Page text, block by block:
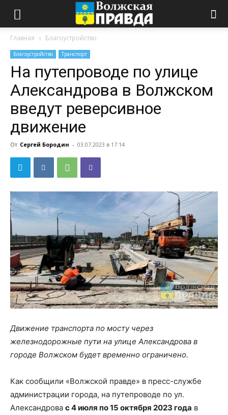
Главная Благоустройство
Благоустройство Транспорт
На путепроводе по улице
Александрова в Волжском
введут реверсивное
движение
От Сергей Бородин - 03.07.2023 в 17:14
Движение транспорта по мосту через
железнодорожные пути на улице Александрова в
городе Волжском будет временно ограничено.
Как сообщили «Волжской правде» в пресс-службе
администрации города, на путепроводе по ул.
Александрова с 4 июля по 15 октября 2023 года в